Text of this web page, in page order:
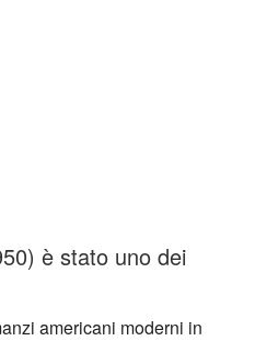
è stato uno dei
americani moderni in